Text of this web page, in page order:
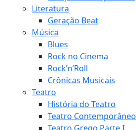
Literatura
Geração Beat
Música
Blues
Rock no Cinema
Rock’n’Roll
Crônicas Musicais
Teatro
História do Teatro
Teatro Contemporâneo